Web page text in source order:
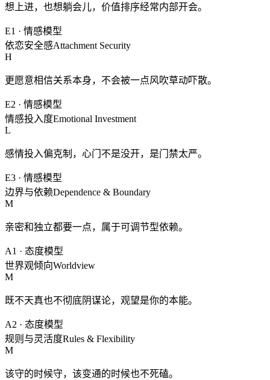
想上进，也想躺会儿，价值排序经常内部开会。
E1 · 情感模型
依恋安全感Attachment Security
H
更愿意相信关系本身，不会被一点风吹草动吓散。
E2 · 情感模型
情感投入度Emotional Investment
L
感情投入偏克制，心门不是没开，是门禁太严。
E3 · 情感模型
边界与依赖Dependence & Boundary
M
亲密和独立都要一点，属于可调节型依赖。
A1 · 态度模型
世界观倾向Worldview
M
既不天真也不彻底阴谋论，观望是你的本能。
A2 · 态度模型
规则与灵活度Rules & Flexibility
M
该守的时候守，该变通的时候也不死磕。